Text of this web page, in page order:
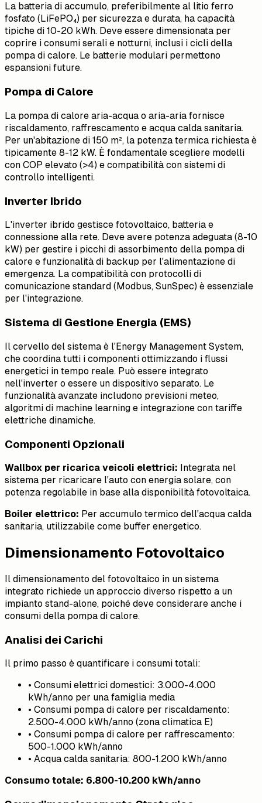
La batteria di accumulo, preferibilmente al litio ferro
fosfato (LiFePO₄) per sicurezza e durata, ha capacità
tipiche di 10-20 kWh. Deve essere dimensionata per
coprire i consumi serali e notturni, inclusi i cicli della
pompa di calore. Le batterie modulari permettono
espansioni future.
Pompa di Calore
La pompa di calore aria-acqua o aria-aria fornisce
riscaldamento, raffrescamento e acqua calda sanitaria.
Per un'abitazione di 150 m², la potenza termica richiesta è
tipicamente 8-12 kW. È fondamentale scegliere modelli
con COP elevato (>4) e compatibilità con sistemi di
controllo intelligenti.
Inverter Ibrido
L'inverter ibrido gestisce fotovoltaico, batteria e
connessione alla rete. Deve avere potenza adeguata (8-10
kW) per gestire i picchi di assorbimento della pompa di
calore e funzionalità di backup per l'alimentazione di
emergenza. La compatibilità con protocolli di
comunicazione standard (Modbus, SunSpec) è essenziale
per l'integrazione.
Sistema di Gestione Energia (EMS)
Il cervello del sistema è l'Energy Management System,
che coordina tutti i componenti ottimizzando i flussi
energetici in tempo reale. Può essere integrato
nell'inverter o essere un dispositivo separato. Le
funzionalità avanzate includono previsioni meteo,
algoritmi di machine learning e integrazione con tariffe
elettriche dinamiche.
Componenti Opzionali
Wallbox per ricarica veicoli elettrici: Integrata nel
sistema per ricaricare l'auto con energia solare, con
potenza regolabile in base alla disponibilità fotovoltaica.
Boiler elettrico: Per accumulo termico dell'acqua calda
sanitaria, utilizzabile come buffer energetico.
Dimensionamento Fotovoltaico
Il dimensionamento del fotovoltaico in un sistema
integrato richiede un approccio diverso rispetto a un
impianto stand-alone, poiché deve considerare anche i
consumi della pompa di calore.
Analisi dei Carichi
Il primo passo è quantificare i consumi totali:
• Consumi elettrici domestici: 3.000-4.000
kWh/anno per una famiglia media
• Consumi pompa di calore per riscaldamento:
2.500-4.000 kWh/anno (zona climatica E)
• Consumi pompa di calore per raffrescamento:
500-1.000 kWh/anno
• Acqua calda sanitaria: 800-1.200 kWh/anno
Consumo totale: 6.800-10.200 kWh/anno